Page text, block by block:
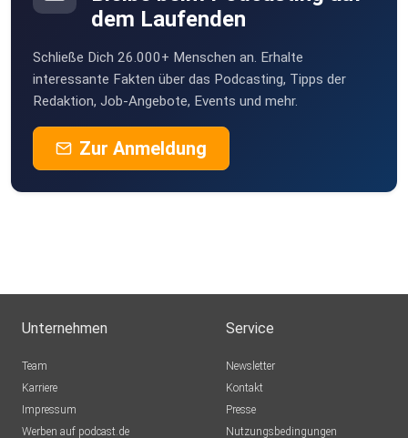
cppo8ykn
Düsseldorf
Lauingen
svewolle
DagmarDagmar
Münster
dem Laufenden
Schließe Dich 26.000+ Menschen an. Erhalte
interessante Fakten über das Podcasting, Tipps der
Redaktion, Job-Angebote, Events und mehr.
Zur Anmeldung
Unternehmen
Team
Karriere
Impressum
Werben auf podcast.de
Service
Newsletter
Kontakt
Presse
Nutzungsbedingungen